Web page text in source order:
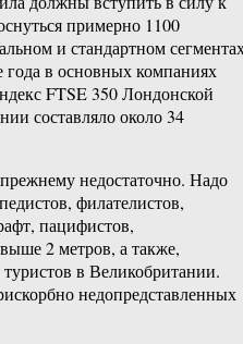
примерно 1100
и стандартном
года в основных компаниях
FTSE 350 Лондонской
составляло около 34
недостаточно. Надо
филателистов,
пацифистов,
2 метров, а также,
в Великобритании.
недопредставленных